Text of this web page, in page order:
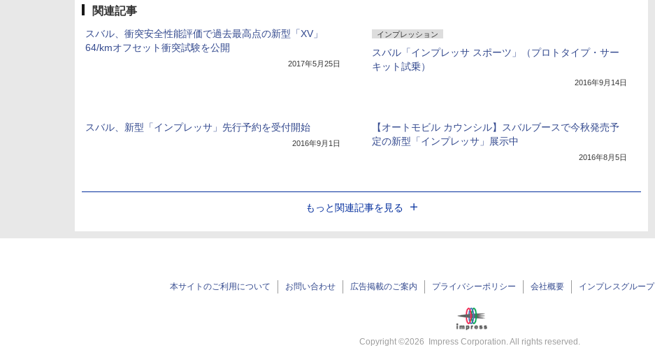
関連記事
スバル、衝突安全性能評価で過去最高点の新型「XV」
64/kmオフセット衝突試験を公開
2017年5月25日
インプレッション
スバル「インプレッサ スポーツ」（プロトタイプ・サー
キット試乗）
2016年9月14日
スバル、新型「インプレッサ」先行予約を受付開始
2016年9月1日
【オートモビル カウンシル】スバルブースで今秋発売予
定の新型「インプレッサ」展示中
2016年8月5日
もっと関連記事を見る
本サイトのご利用について お問い合わせ 広告掲載のご案内 プライバシーポリシー 会社概要 インプレスグループ
Copyright ©2026 Impress Corporation. All rights reserved.